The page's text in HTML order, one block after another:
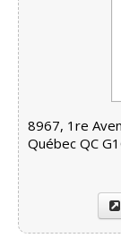
8967, 1re
Québec QC